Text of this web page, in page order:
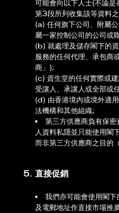
可能會向以下人士(不論是
第3段所列收集該等資料
(a) 任何旗下公司、附屬
屬一家控制公司的公司或
(b) 就處理及儲存閣下的
服務的任何代理、承包商
商」);
(c) 資生堂的任何實際或
受讓人、承讓人或全部或
(d) 由香港境內或境外適
法機構和其他組織;
第三方供應商負有保
人資料私隱並只能使用閣
而非第三方供應商之目的
5. 直接促銷
我們亦可能會使用閣
及電郵地址作直接市場推